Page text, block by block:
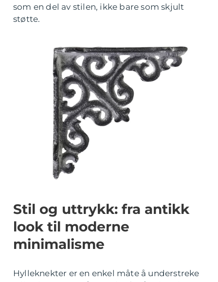
som en del av stilen, ikke bare som skjult
støtte.
Stil og uttrykk: fra antikk
look til moderne
minimalisme
Hylleknekter er en enkel måte å understreke